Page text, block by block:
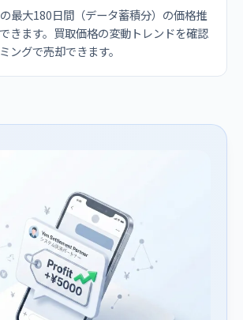
最大180日間（データ蓄積分）の価格推
きます。買取価格の変動トレンドを確認
ングで売却できます。